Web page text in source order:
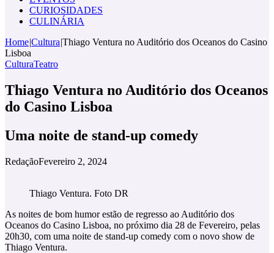
CURIOSIDADES
CULINÁRIA
Home|Cultura|Thiago Ventura no Auditório dos Oceanos do Casino
Lisboa
CulturaTeatro
Thiago Ventura no Auditório dos Oceanos
do Casino Lisboa
Uma noite de stand-up comedy
RedaçãoFevereiro 2, 2024
Thiago Ventura. Foto DR
As noites de bom humor estão de regresso ao Auditório dos
Oceanos do Casino Lisboa, no próximo dia 28 de Fevereiro, pelas
20h30, com uma noite de stand-up comedy com o novo show de
Thiago Ventura.